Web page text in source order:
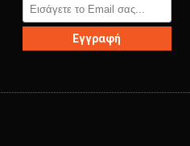
Εγγραφή